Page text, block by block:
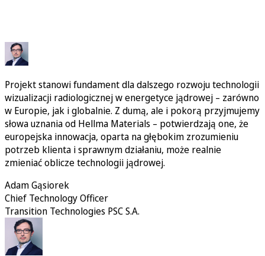
Projekt stanowi fundament dla dalszego rozwoju technologii
wizualizacji radiologicznej w energetyce jądrowej – zarówno
w Europie, jak i globalnie. Z dumą, ale i pokorą przyjmujemy
słowa uznania od Hellma Materials – potwierdzają one, że
europejska innowacja, oparta na głębokim zrozumieniu
potrzeb klienta i sprawnym działaniu, może realnie
zmieniać oblicze technologii jądrowej.
Adam Gąsiorek
Chief Technology Officer
Transition Technologies PSC S.A.